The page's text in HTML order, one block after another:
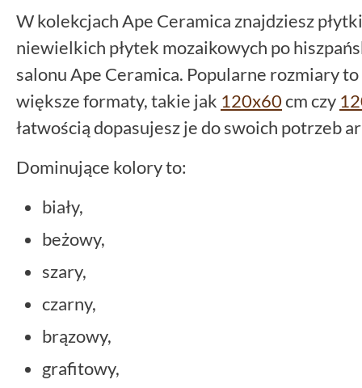
W kolekcjach Ape Ceramica znajdziesz
niewielkich płytek mozaikowych po
salonu Ape Ceramica. Popularne rozmiary
większe formaty, takie jak 120x60cm czy
łatwością dopasujesz je do swoich potrzeb
Dominujące kolory to:
biały,
beżowy,
szary,
czarny,
brązowy,
grafitowy,